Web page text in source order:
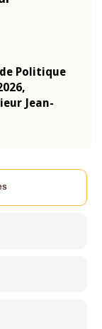
Politique
Jean-